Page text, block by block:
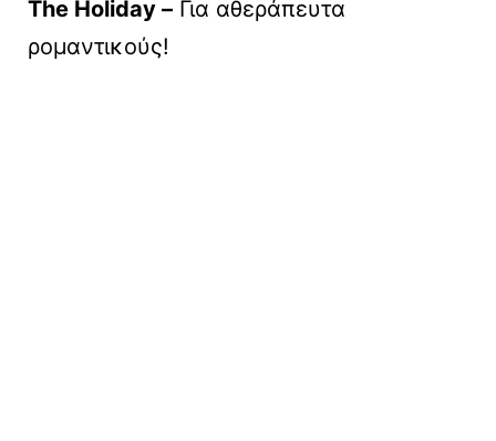
The Holiday – Για αθεράπευτα
ρομαντικούς!